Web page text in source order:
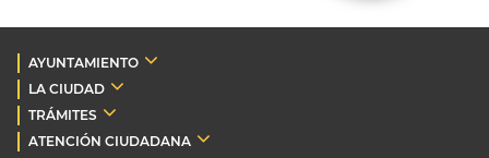
AYUNTAMIENTO
LA CIUDAD
TRÁMITES
ATENCIÓN CIUDADANA